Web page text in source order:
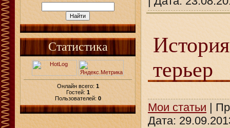
Статистика
Онлайн всего: 1
Гостей: 1
Пользователей: 0
терьер
Мои статьи |
Дата: